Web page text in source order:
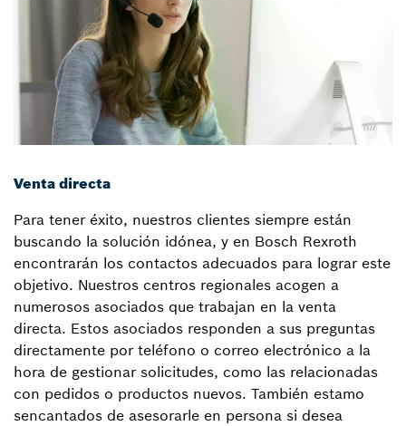
Venta directa
Para tener éxito, nuestros clientes siempre están
buscando la solución idónea, y en Bosch Rexroth
encontrarán los contactos adecuados para lograr este
objetivo. Nuestros centros regionales acogen a
numerosos asociados que trabajan en la venta
directa. Estos asociados responden a sus preguntas
directamente por teléfono o correo electrónico a la
hora de gestionar solicitudes, como las relacionadas
con pedidos o productos nuevos. También estamo
sencantados de asesorarle en persona si desea